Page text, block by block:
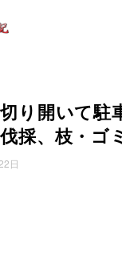
り開いて駐
、枝・ゴ
日